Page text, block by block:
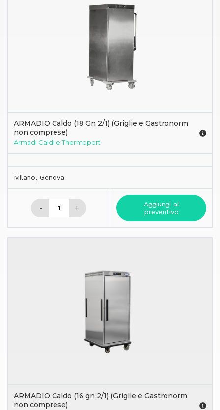
ARMADIO Caldo (18 Gn 2/1) (Griglie e Gastronorm
non comprese)
Armadi Caldi e Thermoport
Milano, Genova
- +
Aggiungi al
preventivo
ARMADIO Caldo (16 gn 2/1) (Griglie e Gastronorm
non comprese)